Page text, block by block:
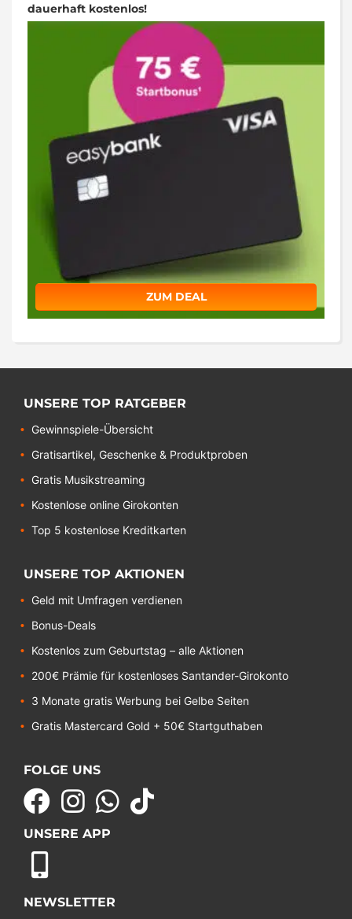
dauerhaft kostenlos!
ZUM DEAL
UNSERE TOP RATGEBER
Gewinnspiele-Übersicht
Gratisartikel, Geschenke & Produktproben
Gratis Musikstreaming
Kostenlose online Girokonten
Top 5 kostenlose Kreditkarten
UNSERE TOP AKTIONEN
Geld mit Umfragen verdienen
Bonus-Deals
Kostenlos zum Geburtstag – alle Aktionen
200€ Prämie für kostenloses Santander-Girokonto
3 Monate gratis Werbung bei Gelbe Seiten
Gratis Mastercard Gold + 50€ Startguthaben
FOLGE UNS
UNSERE APP
NEWSLETTER